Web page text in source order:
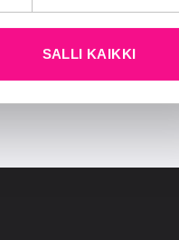
SALLI KAIKKI